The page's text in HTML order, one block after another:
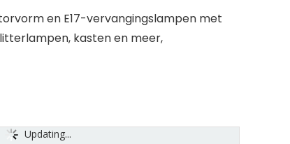
en E17-vervangingslampen met
kasten en meer,
Updating...